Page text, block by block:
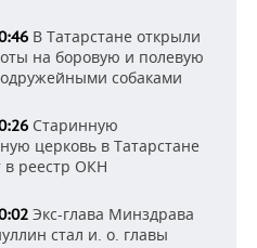
В Татарстане открыли
на боровую и полевую
собаками
Старинную
церковь в Татарстане
в реестр ОКН
Экс-глава Минздрава
стал и. о. главы